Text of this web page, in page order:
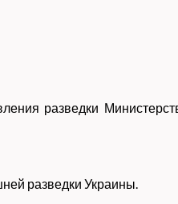
разведки
разведки Украины.